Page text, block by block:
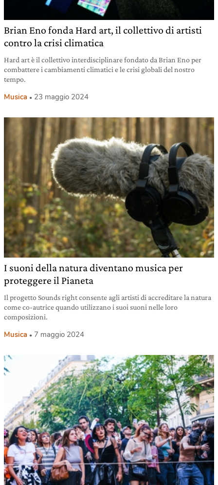
Brian Eno fonda Hard art, il collettivo di artisti
contro la crisi climatica
Hard art è il collettivo interdisciplinare fondato da Brian Eno per
combattere i cambiamenti climatici e le crisi globali del nostro
tempo.
Musica 23 maggio 2024
I suoni della natura diventano musica per
proteggere il Pianeta
Il progetto Sounds right consente agli artisti di accreditare la natura
come co-autrice quando utilizzano i suoi suoni nelle loro
composizioni.
Musica 7 maggio 2024